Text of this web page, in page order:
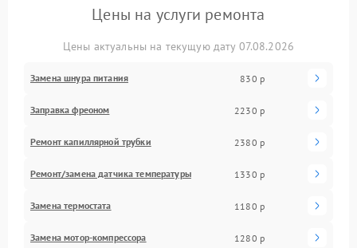
Цены на услуги ремонта
Цены актуальны на текущую дату 07.08.2026
Замена шнура питания 830 р
Заправка фреоном 2230 р
Ремонт капиллярной трубки 2380 р
Ремонт/замена датчика температуры 1330 р
Замена термостата 1180 р
Замена мотор-компрессора 1280 р